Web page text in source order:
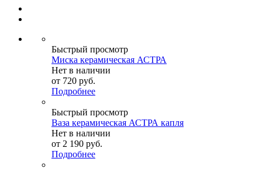
Быстрый просмотр
Миска керамическая АСТРА
Нет в наличии
от 720 руб.
Подробнее
Быстрый просмотр
Ваза керамическая АСТРА капля
Нет в наличии
от 2 190 руб.
Подробнее